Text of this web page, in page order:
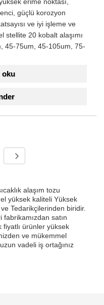
erime noktası,
güçlü korozyon
ve iyi işleme ve
stellite 20 kobalt alaşımı
45-75um, 45-105um, 75-
oku
alaşım tozu
yüksek kaliteli Yüksek
Tedarikçilerinden biridir.
satın
fiyatlı ürünler yüksek
ve mükemmel
vadeli iş ortağınız